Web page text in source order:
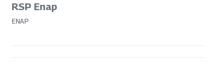
RSP Enap
ENAP